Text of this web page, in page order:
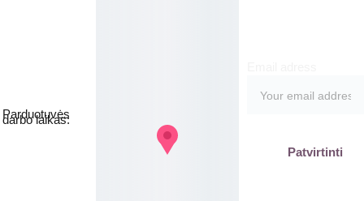
Patvirtinti
Parduotuvės
darbo laikas: